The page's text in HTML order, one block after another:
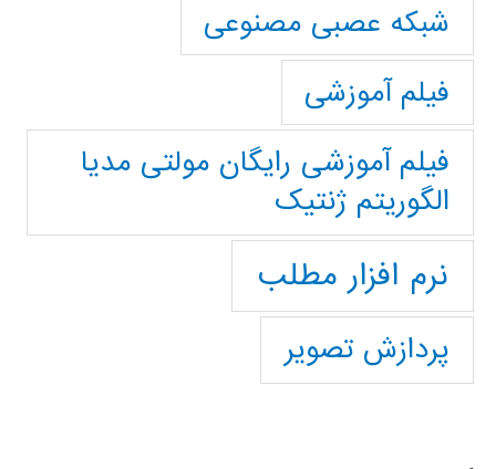
شبکه عصبی مصنوعی
فیلم آموزشی
فیلم آموزشی رایگان مولتی مدیا
الگوریتم ژنتیک
نرم افزار مطلب
پردازش تصویر